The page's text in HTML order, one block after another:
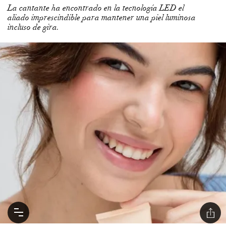
La cantante ha encontrado en la tecnología LED el
aliado imprescindible para mantener una piel luminosa
incluso de gira.